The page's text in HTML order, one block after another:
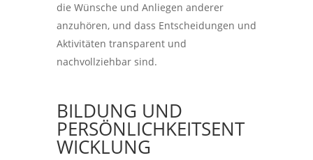
die Wünsche und Anliegen anderer
anzuhören, und dass Entscheidungen und
Aktivitäten transparent und
nachvollziehbar sind.
BILDUNG UND
PERSÖNLICHKEITSENT
WICKLUNG